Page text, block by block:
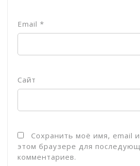
Email *
Сайт
Сохранить моё имя, email
этом браузере для
комментариев.